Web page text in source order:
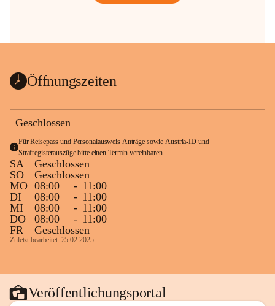
Öffnungszeiten
Geschlossen
Für Reisepass und Personalausweis Anträge sowie Austria-ID und
Strafregisterauszüge bitte einen Termin vereinbaren.
SA
Geschlossen
SO
Geschlossen
MO 08:00 - 11:00
DI
08:00 - 11:00
MI
08:00 - 11:00
DO
08:00 - 11:00
FR
Geschlossen
Zuletzt bearbeitet: 25.02.2025
Veröffentlichungsportal